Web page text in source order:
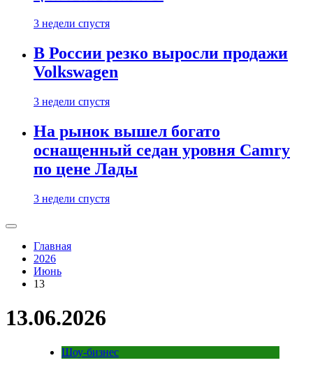
3 недели спустя
В России резко выросли продажи
Volkswagen
3 недели спустя
На рынок вышел богато
оснащенный седан уровня Camry
по цене Лады
3 недели спустя
Главная
2026
Июнь
13
13.06.2026
Шоу-бизнес